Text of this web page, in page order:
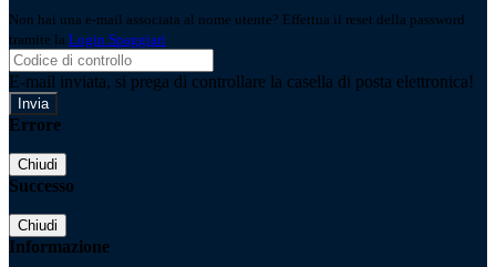
Non hai una e-mail associata al nome utente? Effettua il reset della password
tramite la Login Spaggiari
E-mail inviata, si prega di controllare la casella di posta elettronica!
Errore
Chiudi
Successo
Chiudi
Informazione